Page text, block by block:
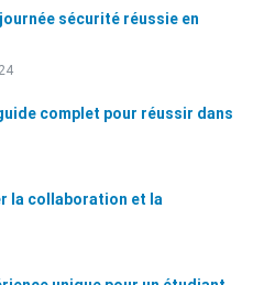
sécurité réussie en
complet pour réussir dans
la collaboration et la